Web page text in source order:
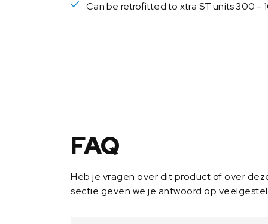
Can be retrofitted to xtra ST units 300 -
FAQ
Heb je vragen over dit product of over
sectie geven we je antwoord op